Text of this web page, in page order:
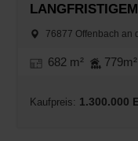
LANGFRISTIGEM
76877 Offenbach an
682 m² 779m²
Kaufpreis: 1.300.000